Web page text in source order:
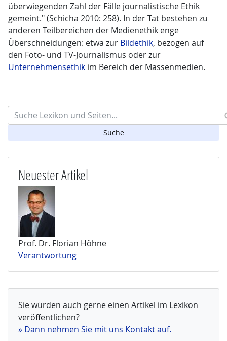
überwiegenden Zahl der Fälle journalistische Ethik
gemeint." (Schicha 2010: 258). In der Tat bestehen zu
anderen Teilbereichen der Medienethik enge
Überschneidungen: etwa zur Bildethik, bezogen auf
den Foto- und TV-Journalismus oder zur
Unternehmensethik im Bereich der Massenmedien.
Search
Neuester Artikel
Prof. Dr. Florian Höhne
Verantwortung
Sie würden auch gerne einen Artikel im Lexikon
veröffentlichen?
» Dann nehmen Sie mit uns Kontakt auf.